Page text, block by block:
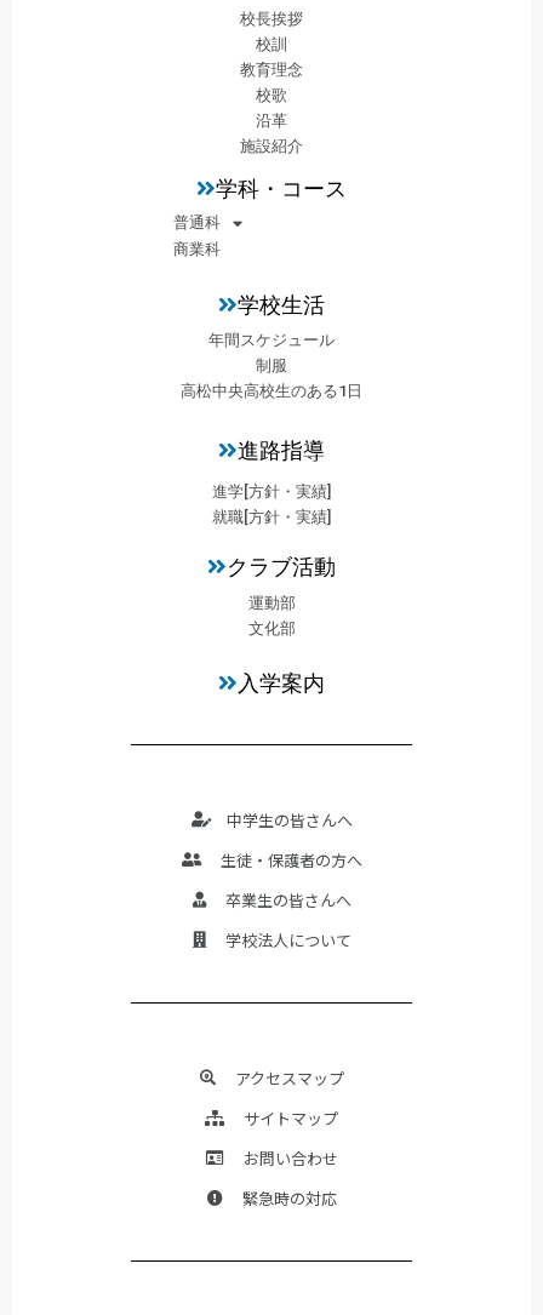
校長挨拶
校訓
教育理念
校歌
沿革
施設紹介
学科・コース
普通科
商業科
学校生活
年間スケジュール
制服
高松中央高校生のある1日
進路指導
進学[方針・実績]
就職[方針・実績]
クラブ活動
運動部
文化部
入学案内
中学生の皆さんへ
生徒・保護者の方へ
卒業生の皆さんへ
学校法人について
アクセスマップ
サイトマップ
お問い合わせ
緊急時の対応